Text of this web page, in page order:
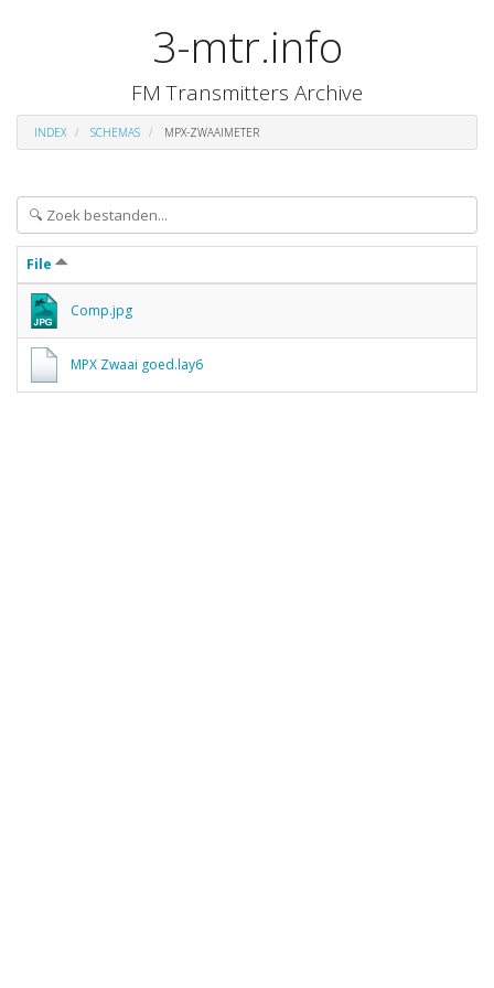
3-mtr.info
FM Transmitters Archive
INDEX SCHEMAS MPX-ZWAAIMETER
File
Comp.jpg
MPX Zwaai goed.lay6